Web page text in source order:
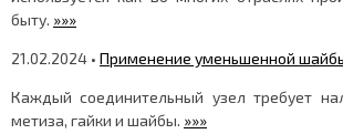
быту. »»»
21.02.2024 • Применение уменьшенной
Каждый соединительный узел требует
метиза, гайки и шайбы. »»»